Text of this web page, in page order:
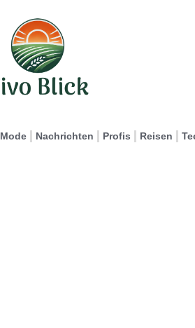
Mode Nachrichten Profis Reisen